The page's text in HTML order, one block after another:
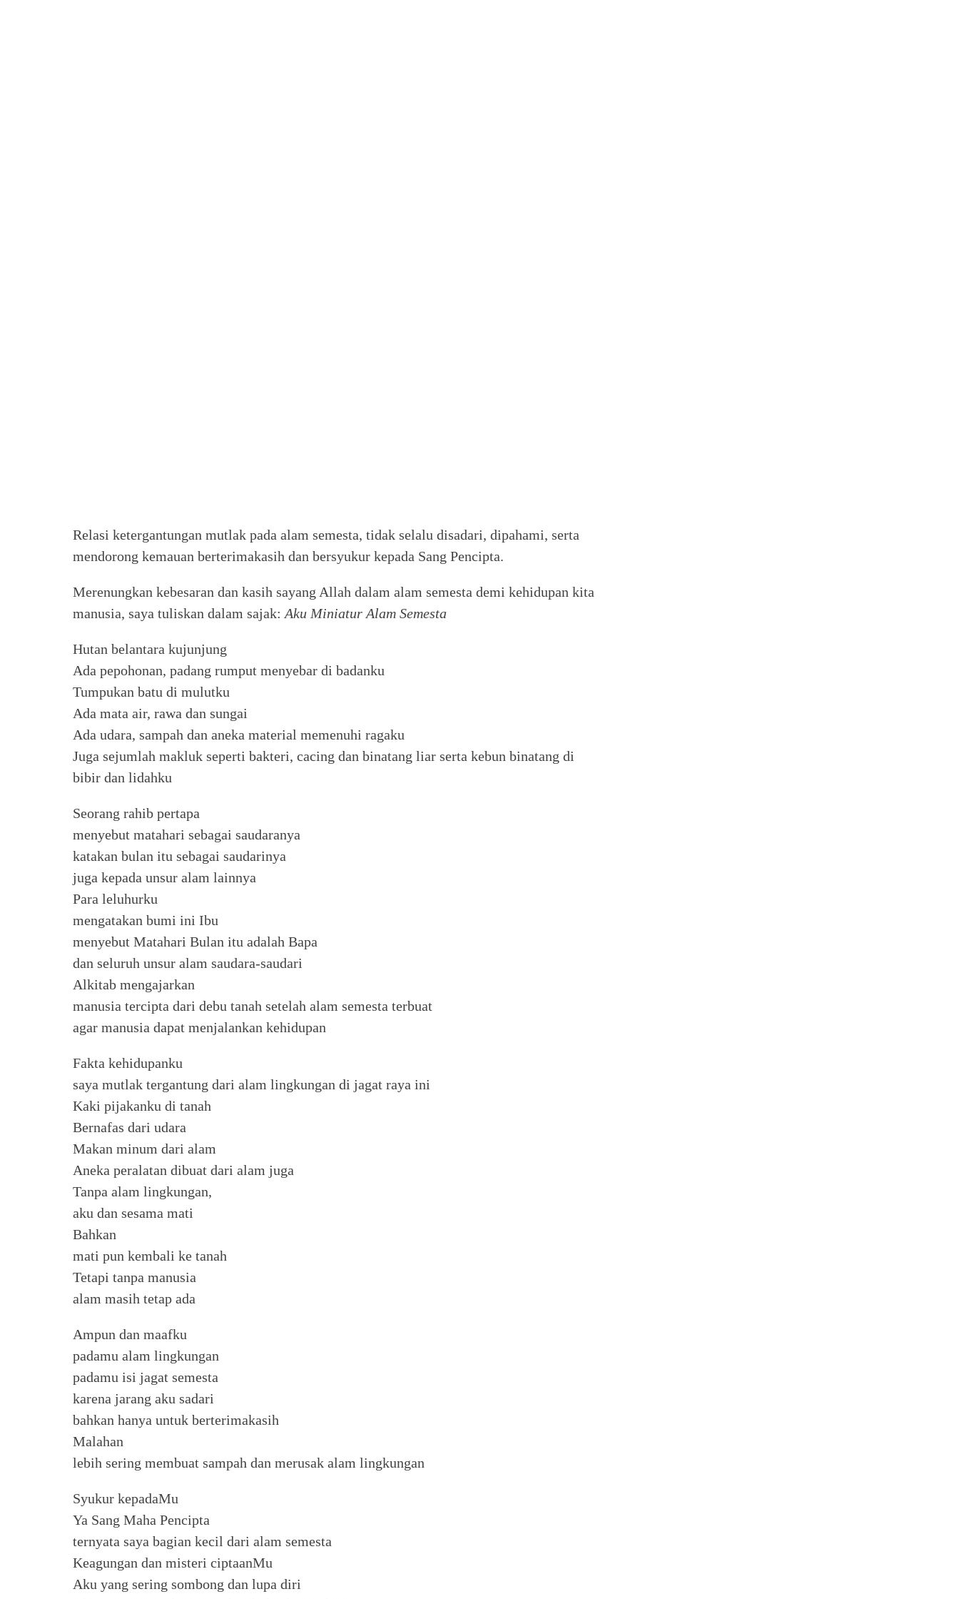
Relasi ketergantungan mutlak pada alam semesta, tidak selalu disadari, dipahami, serta
mendorong kemauan berterimakasih dan bersyukur kepada Sang Pencipta.
Merenungkan kebesaran dan kasih sayang Allah dalam alam semesta demi kehidupan kita
manusia, saya tuliskan dalam sajak: Aku Miniatur Alam Semesta
Hutan belantara kujunjung
Ada pepohonan, padang rumput menyebar di badanku
Tumpukan batu di mulutku
Ada mata air, rawa dan sungai
Ada udara, sampah dan aneka material memenuhi ragaku
Juga sejumlah makluk seperti bakteri, cacing dan binatang liar serta kebun binatang di
bibir dan lidahku
Seorang rahib pertapa
menyebut matahari sebagai saudaranya
katakan bulan itu sebagai saudarinya
juga kepada unsur alam lainnya
Para leluhurku
mengatakan bumi ini Ibu
menyebut Matahari Bulan itu adalah Bapa
dan seluruh unsur alam saudara-saudari
Alkitab mengajarkan
manusia tercipta dari debu tanah setelah alam semesta terbuat
agar manusia dapat menjalankan kehidupan
Fakta kehidupanku
saya mutlak tergantung dari alam lingkungan di jagat raya ini
Kaki pijakanku di tanah
Bernafas dari udara
Makan minum dari alam
Aneka peralatan dibuat dari alam juga
Tanpa alam lingkungan,
aku dan sesama mati
Bahkan
mati pun kembali ke tanah
Tetapi tanpa manusia
alam masih tetap ada
Ampun dan maafku
padamu alam lingkungan
padamu isi jagat semesta
karena jarang aku sadari
bahkan hanya untuk berterimakasih
Malahan
lebih sering membuat sampah dan merusak alam lingkungan
Syukur kepadaMu
Ya Sang Maha Pencipta
ternyata saya bagian kecil dari alam semesta
Keagungan dan misteri ciptaanMu
Aku yang sering sombong dan lupa diri